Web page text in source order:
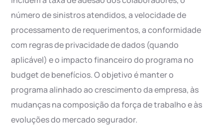
número de sinistros atendidos, a velocidade de
processamento de requerimentos, a conformidade
com regras de privacidade de dados (quando
aplicável) e o impacto financeiro do programa no
budget de benefícios. O objetivo é manter o
programa alinhado ao crescimento da empresa, às
mudanças na composição da força de trabalho e às
evoluções do mercado segurador.